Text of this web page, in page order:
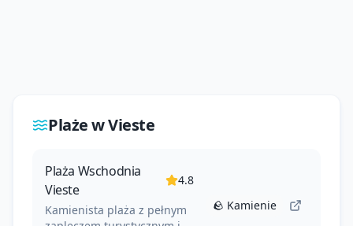
Plaże wVieste
Plaża Wschodnia
Vieste
4.8
Kamienista plaża z pełnym
🪨 Kamienie